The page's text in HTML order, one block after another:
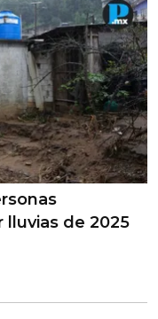
lluvias de 2025